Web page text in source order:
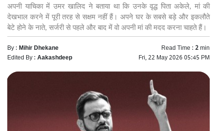
अपनी याचिका में उमर खालिद ने बताया था कि उनके वृद्ध पिता अकेले, मां की
देखभाल करने में पूरी तरह से सक्षम नहीं हैं। अपने घर के सबसे बड़े और इकलौते
बेटे होने के नाते, सर्जरी से पहले और बाद में वो अपनी मां की मदद करना चाहते हैं।
By :Mihir Dhekane Read Time :2min
Edited By :Aakashdeep Fri, 22 May 2026 05:45 PM